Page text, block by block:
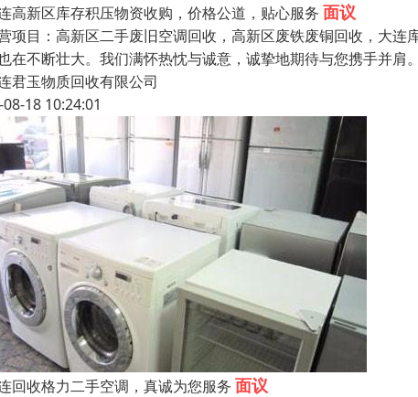
高新区库存积压物资收购，价格公道，贴心服务 面议
项目：高新区二手废旧空调回收，高新区废铁废铜回收，大
在不断壮大。我们满怀热忱与诚意，诚挚地期待与您携手并
君玉物质回收有限公司
18 10:24:01
回收格力二手空调，真诚为您服务 面议